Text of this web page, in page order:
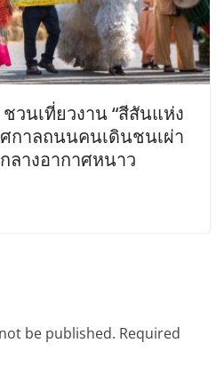
วนเที่ยวงาน “สีสันแห่ง
ศกาลถนนคนเดินชนเผ่า
ลางอากาศหนาว
be published. Required